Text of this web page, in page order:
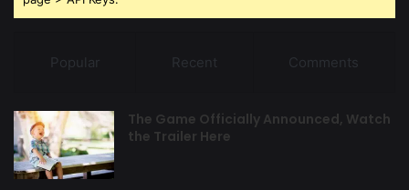
Popular Recent Comments
The Game Officially Announced, Watch
the Trailer Here